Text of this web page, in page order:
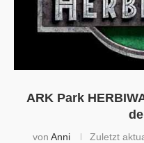
ARK Park
von Anni Zuletzt